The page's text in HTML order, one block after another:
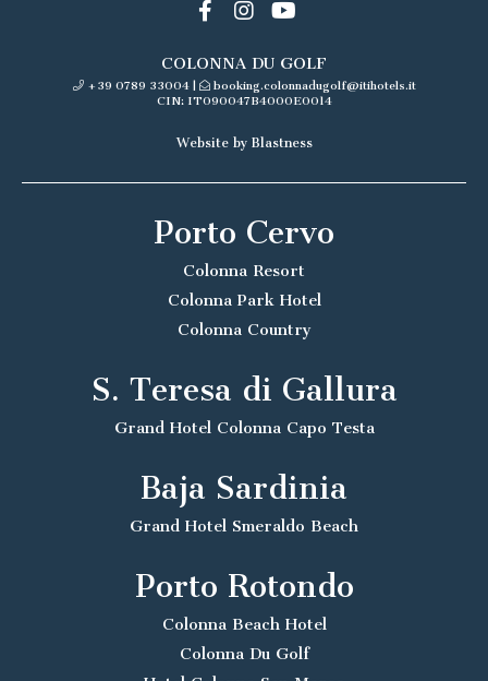
COLONNA DU GOLF
+39 0789 33004|
booking.colonnadugolf@itihotels.it
CIN: IT090047B4000E0014
Website by Blastness
Porto Cervo
Colonna Resort
Colonna Park Hotel
Colonna Country
S. Teresa di Gallura
Grand Hotel Colonna Capo Testa
Baja Sardinia
Grand Hotel Smeraldo Beach
Porto Rotondo
Colonna Beach Hotel
Colonna Du Golf